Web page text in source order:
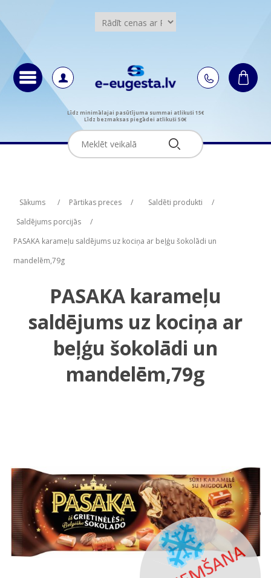
Līdz minimālajai pasūtījuma summai atlikuši 15€
Līdz bezmaksas piegādei atlikuši 50€
Sākums / Pārtikas preces / Saldēti produkti
/
Saldējums porcijās
/
PASAKA karameļu saldējums uz kociņa ar beļģu šokolādi un
mandelēm,79g
PASAKA karameļu
saldējums uz kociņa ar
beļģu šokolādi un
mandelēm,79g